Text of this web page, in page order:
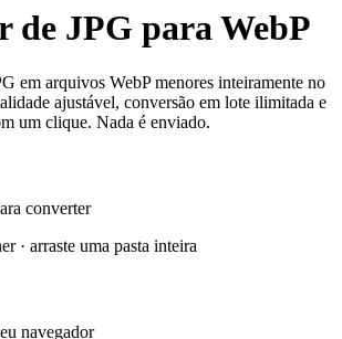
de JPG para WebP
em arquivos WebP menores inteiramente no
ajustável, conversão em lote ilimitada e
um clique. Nada é enviado.
converter
· arraste uma pasta inteira
navegador